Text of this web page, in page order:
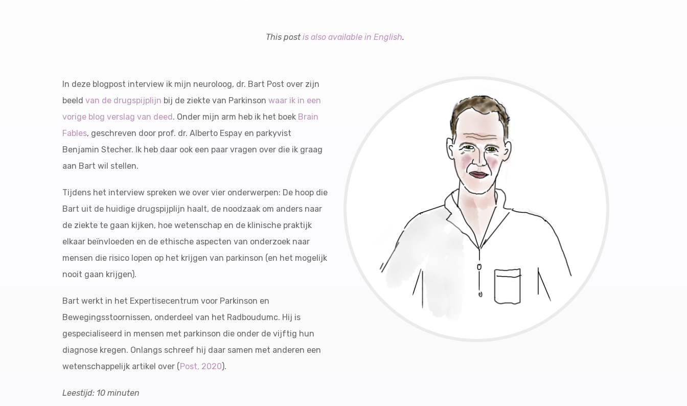
This postis also available in English.
In deze blogpost interview ik mijn neuroloog, dr. Bart Post over zijn
beeld van de drugspijplijn bij de ziekte van Parkinson waar ik in een
vorige blog verslag van deed. Onder mijn arm heb ik het boek Brain
Fables, geschreven door prof. dr. Alberto Espay en parkyvist
Benjamin Stecher. Ik heb daar ook een paar vragen over die ik graag
aan Bart wil stellen.
Tijdens het interview spreken we over vier onderwerpen: De hoop die
Bart uit de huidige drugspijplijn haalt, de noodzaak om anders naar
de ziekte te gaan kijken, hoe wetenschap en de klinische praktijk
elkaar beïnvloeden en de ethische aspecten van onderzoek naar
mensen die risico lopen op het krijgen van parkinson (en het mogelijk
nooit gaan krijgen).
Bart werkt in het Expertisecentrum voor Parkinson en
Bewegingsstoornissen, onderdeel van het Radboudumc. Hij is
gespecialiseerd in mensen met parkinson die onder de vijftig hun
diagnose kregen. Onlangs schreef hij daar samen met anderen een
wetenschappelijk artikel over (Post, 2020).
Leestijd: 10 minuten